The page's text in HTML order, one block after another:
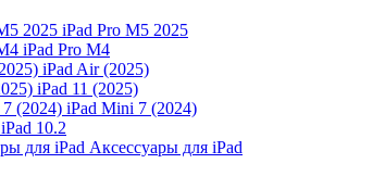
iPad Pro M5 2025
iPad Pro M4
iPad Air (2025)
iPad 11 (2025)
iPad Mini 7 (2024)
iPad 10.2
Аксессуары для iPad